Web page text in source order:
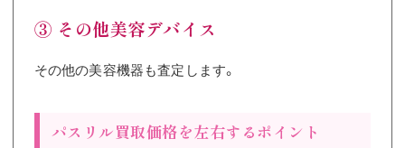
③ その他美容デバイス
その他の美容機器も査定します。
パスリル買取価格を左右するポイント